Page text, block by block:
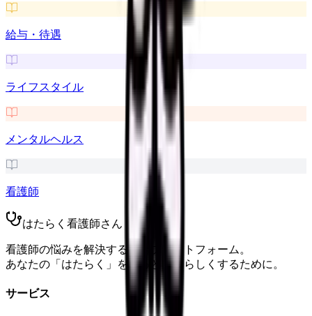
給与・待遇
ライフスタイル
メンタルヘルス
看護師
はたらく看護師さん
看護師の悩みを解決する総合プラットフォーム。
あなたの「はたらく」をもっと自分らしくするために。
サービス